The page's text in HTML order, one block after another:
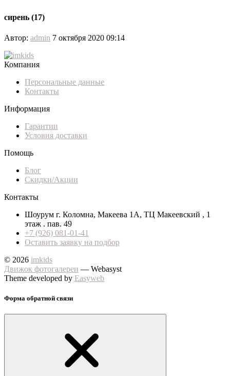
сирень (17)
Автор: admin 7 октября 2020 09:14
Компания
Персональные данные
Контакты
Информация
Гарантии
Условия доставки
Помощь
Блог
Скидки/Акции
Контакты
Шоурум г. Коломна, Макеева 1А, ТЦ Макеевский , 1
этаж . пав. 49
+7 (926) 081-01-41
Оставить заявку на подбор
© 2026 imkids
Движок фотогалереи — Webasyst
Theme developed by Easyweb
Форма обратной связи